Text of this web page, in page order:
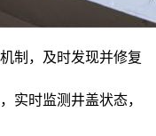
制，及时发现并修复
实时监测井盖状态，